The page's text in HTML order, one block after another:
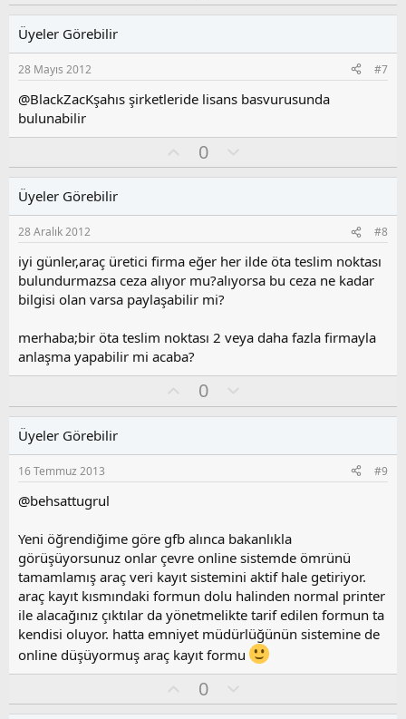
a
y l
s
u
z
y
a
Üyeler Görebilir
28 Mayıs 2012 #7
@BlackZacKşahıs şirketleride lisans basvurusunda
bulunabilir
y
0
l
s
u
z
o
a
Üyeler Görebilir
28 Aralık 2012 #8
iyi günler,araç üretici firma eğer her ilde öta teslim noktası
bulundurmazsa ceza alıyor mu?alıyorsa bu ceza ne kadar
bilgisi olan varsa paylaşabilir mi?
merhaba;bir öta teslim noktası 2 veya daha fazla firmayla
anlaşma yapabilir mi acaba?
y
0
l
s
u
y
l
a
Üyeler Görebilir
16 Temmuz 2013 #9
@behsattugrul
Yeni öğrendiğime göre gfb alınca bakanlıkla
görüşüyorsunuz onlar çevre online sistemde ömrünü
tamamlamış araç veri kayıt sistemini aktif hale getiriyor.
araç kayıt kısmındaki formun dolu halinden normal printer
ile alacağınız çıktılar da yönetmelikte tarif edilen formun ta
kendisi oluyor. hatta emniyet müdürlüğünün sistemine de
online düşüyormuş araç kayıt formu
y
0
l